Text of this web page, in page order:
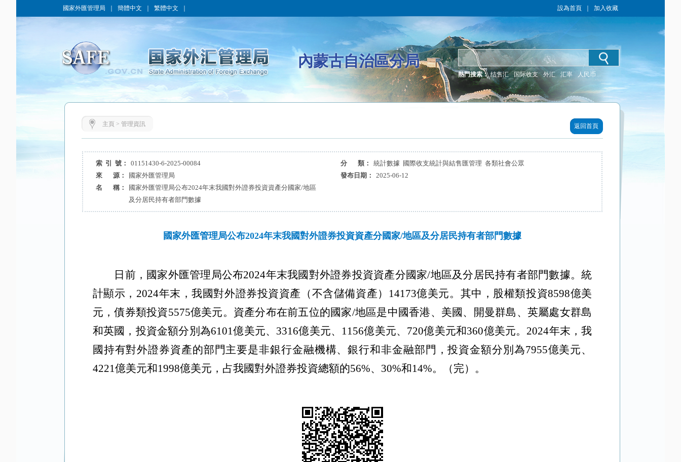
國家外匯管理局 簡體中文 繁體中文 設為首頁 加入收藏
內蒙古自治區分局
熱門搜索： 结售汇 国际收支 外汇 汇率 人民币
主頁 > 管理資訊 返回首頁
索 引 號： 01151430-6-2025-00084 分 類：
統計數據 國際收支統計與結售匯管理 各類社會公眾
來 源：
國家外匯管理局 發布日期：
2025-06-12
名 稱：
國家外匯管理局公布2024年末我國對外證券投資資產分國家/地區
及分居民持有者部門數據
國家外匯管理局公布2024年末我國對外證券投資資產分國家/地區及分居民持有者部門數據
日前，國家外匯管理局公布2024年末我國對外證券投資資產分國家/地區及分居民持有者部門數據。統
計顯示，2024年末，我國對外證券投資資產（不含儲備資產）14173億美元。其中，股權類投資8598億美
元，債券類投資5575億美元。資產分布在前五位的國家/地區是中國香港、美國、開曼群島、英屬處女群島
和英國，投資金額分別為6101億美元、3316億美元、1156億美元、720億美元和360億美元。2024年末，我
國持有對外證券資產的部門主要是非銀行金融機構、銀行和非金融部門，投資金額分別為7955億美元、
4221億美元和1998億美元，占我國對外證券投資總額的56%、30%和14%。（完）。